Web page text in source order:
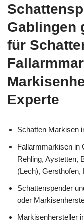
Gablingen
für
Experte
Schatten Markisen
Fallarmmarkisen in
Rehling, Aystetten,
(Lech), Gersthofen,
Schattenspender
oder
Markisenhersteller